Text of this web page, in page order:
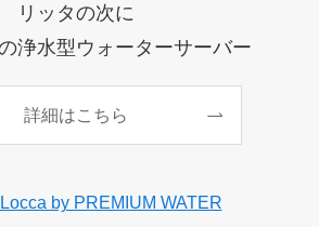
リッタの次に
浄水型ウォーターサーバー
詳細はこちら
by PREMIUM WATER